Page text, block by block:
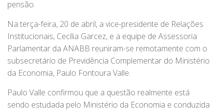
pensão.
Na terça-feira, 20 de abril, a vice-presidente de Relações
Institucionais, Cecília Garcez, e a equipe de Assessoria
Parlamentar da ANABB reuniram-se remotamente com o
subsecretário de Previdência Complementar do Ministério
da Economia, Paulo Fontoura Valle.
Paulo Valle confirmou que a questão realmente está
sendo estudada pelo Ministério da Economia e conduzida